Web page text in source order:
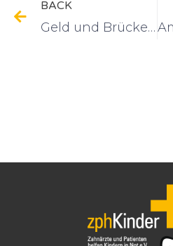
BACK
Geld und Brücken für Amal Aba